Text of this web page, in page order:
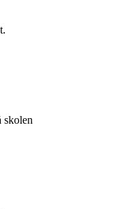
skolen